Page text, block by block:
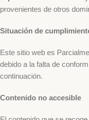
provenientes de otros
Situación de
Este sitio web es
debido a la falta de
continuación.
Contenido no accesible